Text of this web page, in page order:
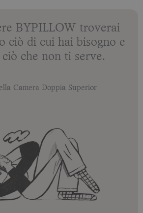
BYPILLOW troverai
ciò di cui hai bisogno e
che non ti serve.
Camera Doppia Superior